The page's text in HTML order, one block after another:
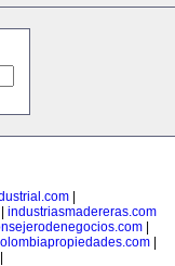
|
industriasmadereras.com
|